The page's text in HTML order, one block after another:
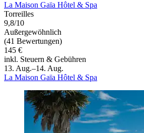
La Maison Gaïa Hôtel & Spa
Torreilles
9,8/10
Außergewöhnlich
(41 Bewertungen)
145 €
inkl. Steuern & Gebühren
13. Aug.–14. Aug.
La Maison Gaïa Hôtel & Spa